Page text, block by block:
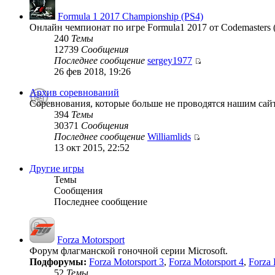
Formula 1 2017 Championship (PS4)
Онлайн чемпионат по игре Formula1 2017 от Codemasters
240 Темы
12739 Сообщения
Последнее сообщение sergey1977
26 фев 2018, 19:26
Архив соревнований
Соревнования, которые больше не проводятся нашим
394 Темы
30371 Сообщения
Последнее сообщение Williamlids
13 окт 2015, 22:52
Другие игры
Темы
Сообщения
Последнее сообщение
Forza Motorsport
Форум флагманской гоночной серии Microsoft.
Подфорумы: Forza Motorsport 3, Forza Motorsport 4, Forza
52 Темы